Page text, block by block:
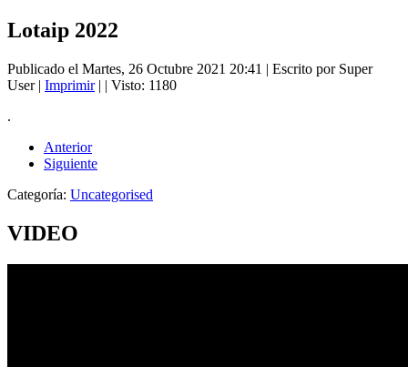
Lotaip 2022
Publicado el Martes, 26 Octubre 2021 20:41 | Escrito por Super
User| Imprimir| | Visto: 1180
.
Anterior
Siguiente
Categoría: Uncategorised
VIDEO